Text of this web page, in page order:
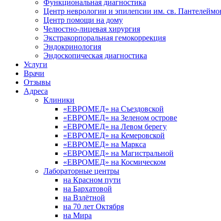
Функциональная диагностика
Центр неврологии и эпилепсии им. св.
Центр помощи на дому
Челюстно-лицевая хирургия
Экстракорпоральная гемокоррекция
Эндокринология
Эндоскопическая диагностика
Услуги
Врачи
Отзывы
Адреса
Клиники
«ЕВРОМЕД» на Съездовской
«ЕВРОМЕД» на Зеленом острове
«ЕВРОМЕД» на Левом берегу
«ЕВРОМЕД» на Кемеровской
«ЕВРОМЕД» на Маркса
«ЕВРОМЕД» на Магистральной
«ЕВРОМЕД» на Космическом
Лабораторные центры
на Красном пути
на Бархатовой
на Взлётной
на 70 лет Октября
на Мира